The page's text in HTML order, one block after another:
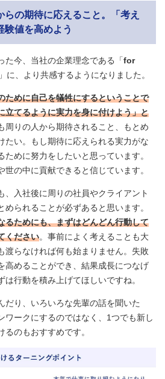
らの期待に応えること。「考え
験値を高めよう
た今、当社の企業理念である「for
」に、より共感するようになりました。
ために自己を犠牲にするということで
立てるように実力を身に付けよう」と
周りの人から期待されること、もとめ
たい。もし期待に応えられる実力がな
めに努力をしたいと思っています。
の中に貢献できると信じています。
、入社後に周りの社員やクライアント
られることが必ずあると思います。
るためにも、まずはどんどん行動して
ください。事前によく考えることも大
渡らなければ何も始まりません。失敗
高めることができ、結果成長につなげ
行動を積み上げてほしいですね。
だり、いろいろな先輩の話を聞いた
ワークにするのではなく、1つでも新し
のもおすすめです。